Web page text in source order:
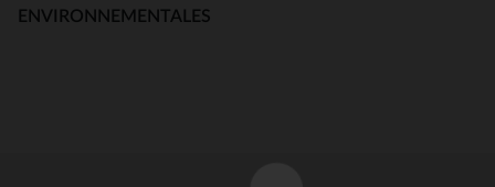
ENVIRONNEMENTALES